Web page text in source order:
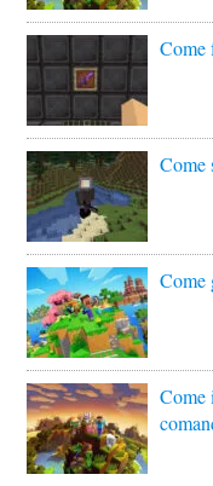
Come
Come
Come
Come